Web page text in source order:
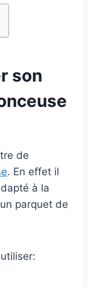
son
de
. En effet il
à la
parquet de